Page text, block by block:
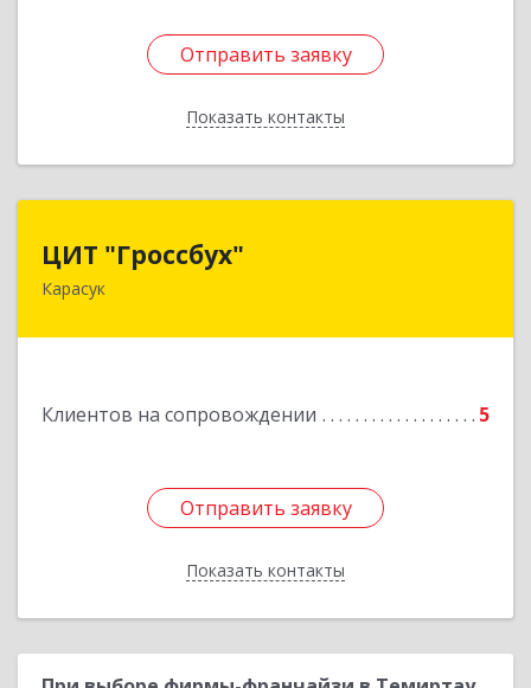
Отправить заявку
Показать контакты
Отправить заявку
Назад
ЦИТ "Гроссбух"
Карасук
Клиентов на сопровождении 5
Отправить заявку
Показать контакты
632861, Новосибирская обл, Карасукский р-н,
Отправить заявку
Назад